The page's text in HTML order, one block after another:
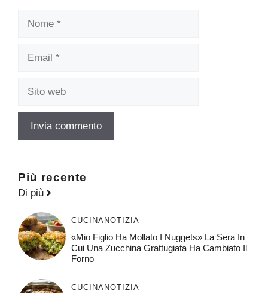
Più recente
Di più
CUCINA NOTIZIA
«Mio Figlio Ha Mollato I Nuggets» La Sera In
Cui Una Zucchina Grattugiata Ha Cambiato Il
Forno
CUCINA NOTIZIA